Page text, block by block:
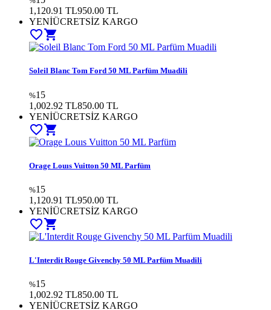
1,120.91 TL950.00 TL
YENİÜCRETSİZ KARGO
favorite_bordershopping_cart
Soleil Blanc Tom Ford 50 ML Parfüm Muadili
%15
1,002.92 TL850.00 TL
YENİÜCRETSİZ KARGO
favorite_bordershopping_cart
Orage Louıs Vuitton 50 ML Parfüm
%15
1,120.91 TL950.00 TL
YENİÜCRETSİZ KARGO
favorite_bordershopping_cart
L'Interdit Rouge Givenchy 50 ML Parfüm Muadili
%15
1,002.92 TL850.00 TL
YENİÜCRETSİZ KARGO